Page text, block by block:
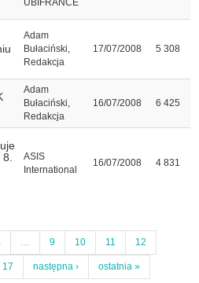
UBIFRANCE
Adam
Bułaciński,
Redakcja
17/07/2008 5 308
Adam
Bułaciński,
Redakcja
16/07/2008 6 425
8.
ASIS
International
16/07/2008 4 831
… 9 10 11 12
17 następna › ostatnia »